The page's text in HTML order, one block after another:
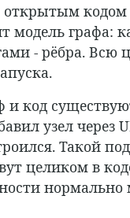
открытым кодом
модель графа:
- рёбра. Всю
и код
узел через
Такой
целиком в